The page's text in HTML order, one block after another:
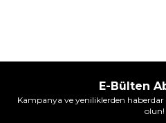
E-Bülten
Kampanya ve yeniliklerden
olun!